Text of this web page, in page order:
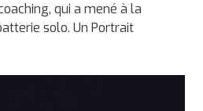
qui a mené à la
solo. Un Portrait